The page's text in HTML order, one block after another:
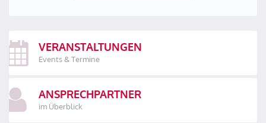
VERANSTALTUNGEN
Events & Termine
ANSPRECHPARTNER
im Überblick